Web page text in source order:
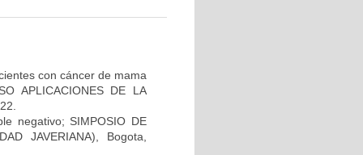
con cáncer de mama
APLICACIONES DE LA
negativo; SIMPOSIO DE
JAVERIANA), Bogota,